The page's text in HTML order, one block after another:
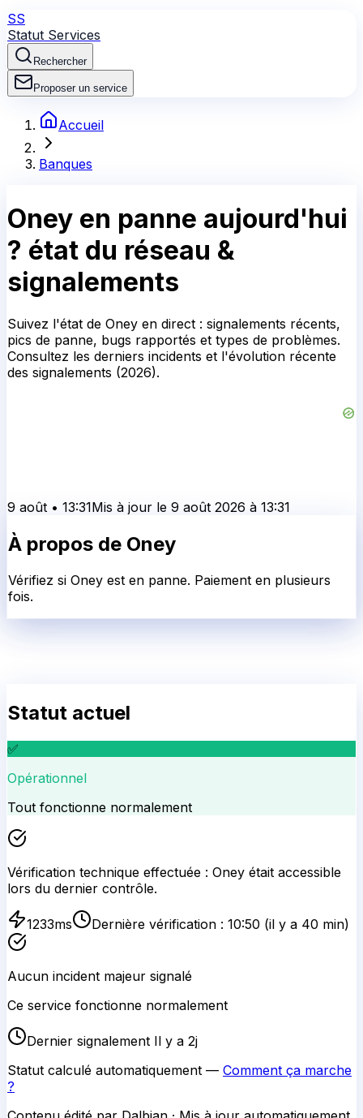
SS
Statut Services
Rechercher
Proposer un service
Accueil
Banques
Oney en panne aujourd'hui
? état du réseau &
signalements
Suivez l'état de Oney en direct : signalements récents,
pics de panne, bugs rapportés et types de problèmes.
Consultez les derniers incidents et l'évolution récente
des signalements (2026).
9 août • 13:31Mis à jour le 9 août 2026 à 13:31
À propos de Oney
Vérifiez si Oney est en panne. Paiement en plusieurs
fois.
Statut actuel
✅
Opérationnel
Tout fonctionne normalement
Vérification technique effectuée : Oney était accessible
lors du dernier contrôle.
1233ms Dernière vérification : 10:50 (il y a 40 min)
Aucun incident majeur signalé
Ce service fonctionne normalement
Dernier signalement Il y a 2j
Statut calculé automatiquement — Comment ça marche
?